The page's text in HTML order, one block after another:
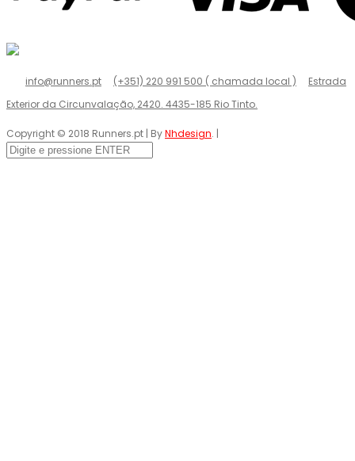
info@runners.pt (+351) 220 991 500 ( chamada local )
Estrada
Exterior da Circunvalação, 2420. 4435-185 Rio Tinto.
Copyright © 2018 Runners.pt | ByNhdesign. |